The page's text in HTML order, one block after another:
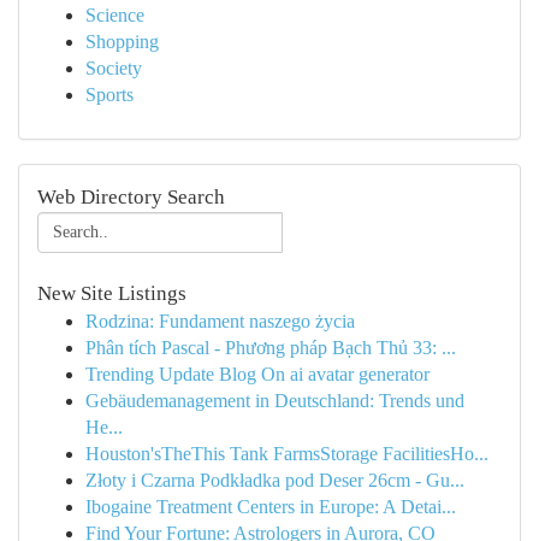
Science
Shopping
Society
Sports
Web Directory Search
New Site Listings
Rodzina: Fundament naszego życia
Phân tích Pascal - Phương pháp Bạch Thủ 33: ...
Trending Update Blog On ai avatar generator
Gebäudemanagement in Deutschland: Trends und
He...
Houston'sTheThis Tank FarmsStorage FacilitiesHo...
Złoty i Czarna Podkładka pod Deser 26cm - Gu...
Ibogaine Treatment Centers in Europe: A Detai...
Find Your Fortune: Astrologers in Aurora, CO